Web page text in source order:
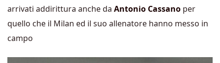
arrivati addirittura anche da Antonio Cassano per
quello che il Milan ed il suo allenatore hanno messo in
campo